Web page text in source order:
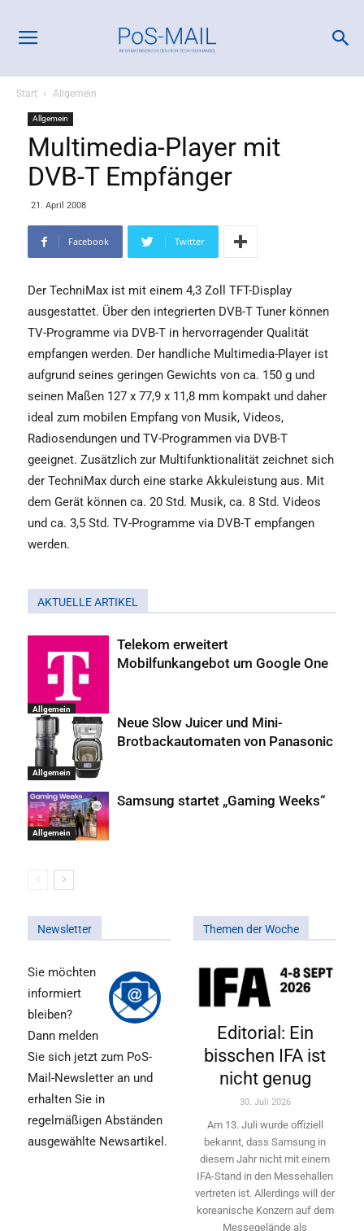
Start Allgemein
Allgemein
Multimedia-Player mit
DVB-T Empfänger
21. April 2008
Facebook Twitter
Der TechniMax ist mit einem 4,3 Zoll TFT-Display
ausgestattet. Über den integrierten DVB-T Tuner können
TV-Programme via DVB-T in hervorragender Qualität
empfangen werden. Der handliche Multimedia-Player ist
aufgrund seines geringen Gewichts von ca. 150 g und
seinen Maßen 127 x 77,9 x 11,8 mm kompakt und daher
ideal zum mobilen Empfang von Musik, Videos,
Radiosendungen und TV-Programmen via DVB-T
geeignet. Zusätzlich zur Multifunktionalität zeichnet sich
der TechniMax durch eine starke Akkuleistung aus. Mit
dem Gerät können ca. 20 Std. Musik, ca. 8 Std. Videos
und ca. 3,5 Std. TV-Programme via DVB-T empfangen
werden.
AKTUELLE ARTIKEL
Allgemein
Telekom erweitert
Mobilfunkangebot um Google One
Allgemein
Neue Slow Juicer und Mini-
Brotbackautomaten von Panasonic
Allgemein
Samsung startet „Gaming Weeks“
Newsletter
Sie möchten
informiert
bleiben?
Dann melden
Sie sich jetzt zum PoS-
Mail-Newsletter an und
erhalten Sie in
regelmäßigen Abständen
ausgewählte Newsartikel.
Themen der Woche
Editorial: Ein
bisschen IFA ist
nicht genug
30. Juli 2026
Am 13. Juli wurde offiziell
bekannt, dass Samsung in
diesem Jahr nicht mit einem
IFA-Stand in den Messehallen
vertreten ist. Allerdings will ­der
koreanische Konzern auf dem
Messegelände als